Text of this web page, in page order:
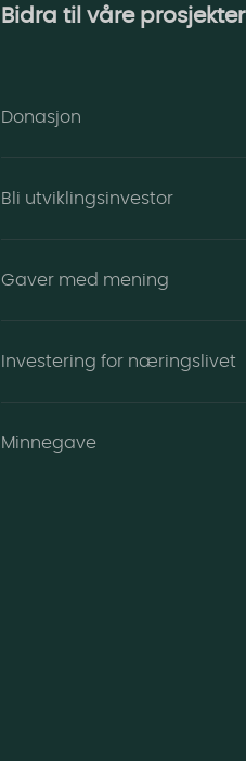
Bidra til våre prosjekter
Donasjon
Bli utviklingsinvestor
Gaver med mening
Investering for næringslivet
Minnegave